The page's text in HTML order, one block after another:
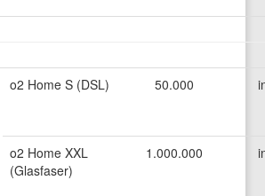
o2 Home S (DSL) 50.000
o2 Home XXL
(Glasfaser)
1.000.000